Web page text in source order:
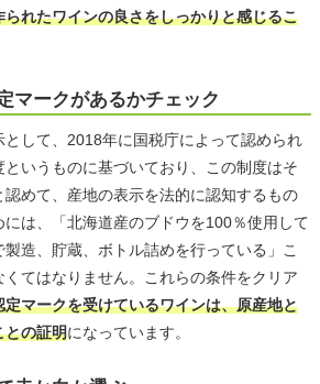
れたワインの良さをしっかりと感じるこ
マークがあるかチェック
として、2018年に国税庁によって認められ
いうものに基づいており、この制度はそ
めて、産地の表示を法的に認知するもの
は、「北海道産のブドウを100％使用して
造、貯蔵、ボトル詰めを行っている」こ
てはなりません。これらの条件をクリア
マークを受けているワインは、原産地と
との証明になっています。